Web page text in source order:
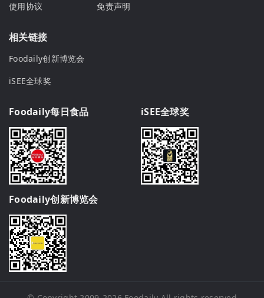
使用协议
免责声明
相关链接
Foodaily创新博览会
iSEE全球奖
Foodaily每日食品 iSEE全球奖
Foodaily创新博览会